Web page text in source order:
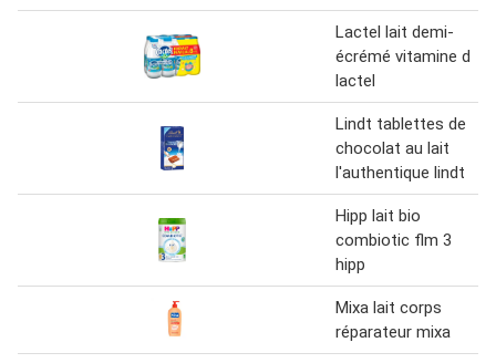
Lactel lait demi-
écrémé vitamine d
lactel
Lindt tablettes de
chocolat au lait
l'authentique lindt
Hipp lait bio
combiotic flm 3
hipp
Mixa lait corps
réparateur mixa